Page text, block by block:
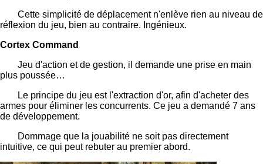
Cette simplicité de déplacement n'enlève rien au niveau de
réflexion du jeu, bien au contraire. Ingénieux.
Cortex Command
Jeu d'action et de gestion, il demande une prise en main
plus poussée…
Le principe du jeu est l'extraction d'or, afin d'acheter des
armes pour éliminer les concurrents. Ce jeu a demandé 7 ans
de développement.
Dommage que la jouabilité ne soit pas directement
intuitive, ce qui peut rebuter au premier abord.